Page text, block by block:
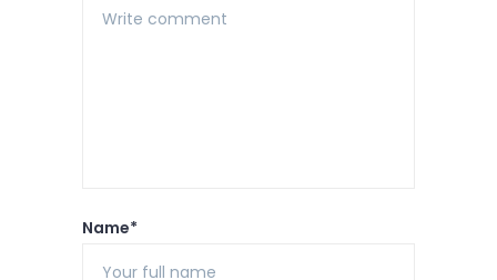
Name*